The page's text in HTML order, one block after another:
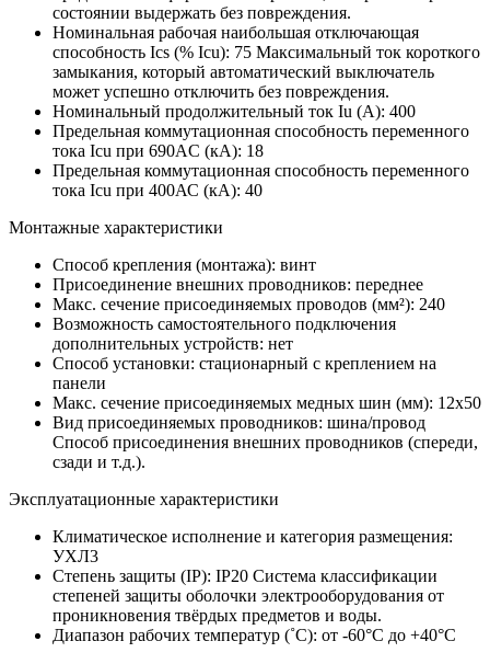
состоянии выдержать без повреждения.
Номинальная рабочая наибольшая отключающая
способность Ics (% Icu): 75 Максимальный ток короткого
замыкания, который автоматический выключатель
может успешно отключить без повреждения.
Номинальный продолжительный ток Iu (А): 400
Предельная коммутационная способность переменного
тока Icu при 690AC (кА): 18
Предельная коммутационная способность переменного
тока Icu при 400АС (кА): 40
Монтажные характеристики
Способ крепления (монтажа): винт
Присоединение внешних проводников: переднее
Макс. сечение присоединяемых проводов (мм²): 240
Возможность самостоятельного подключения
дополнительных устройств: нет
Способ установки: стационарный с креплением на
панели
Макс. сечение присоединяемых медных шин (мм): 12х50
Вид присоединяемых проводников: шина/провод
Способ присоединения внешних проводников (спереди,
сзади и т.д.).
Эксплуатационные характеристики
Климатическое исполнение и категория размещения:
УХЛ3
Степень защиты (IP): IP20 Система классификации
степеней защиты оболочки электрооборудования от
проникновения твёрдых предметов и воды.
Диапазон рабочих температур (˚С): от -60°С до +40°С